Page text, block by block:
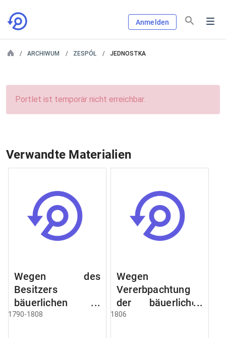
Anmelden
ARCHIWUM ZESPÓŁ JEDNOSTKA
Portlet ist temporär nicht erreichbar.
Verwandte Materialien
Wegen des
Besitzers
bäuerlichen
Grundstücke, den
1790-1808
Wegen
Vererbpachtung
der bäuerlichen
Grundstücke und
1806